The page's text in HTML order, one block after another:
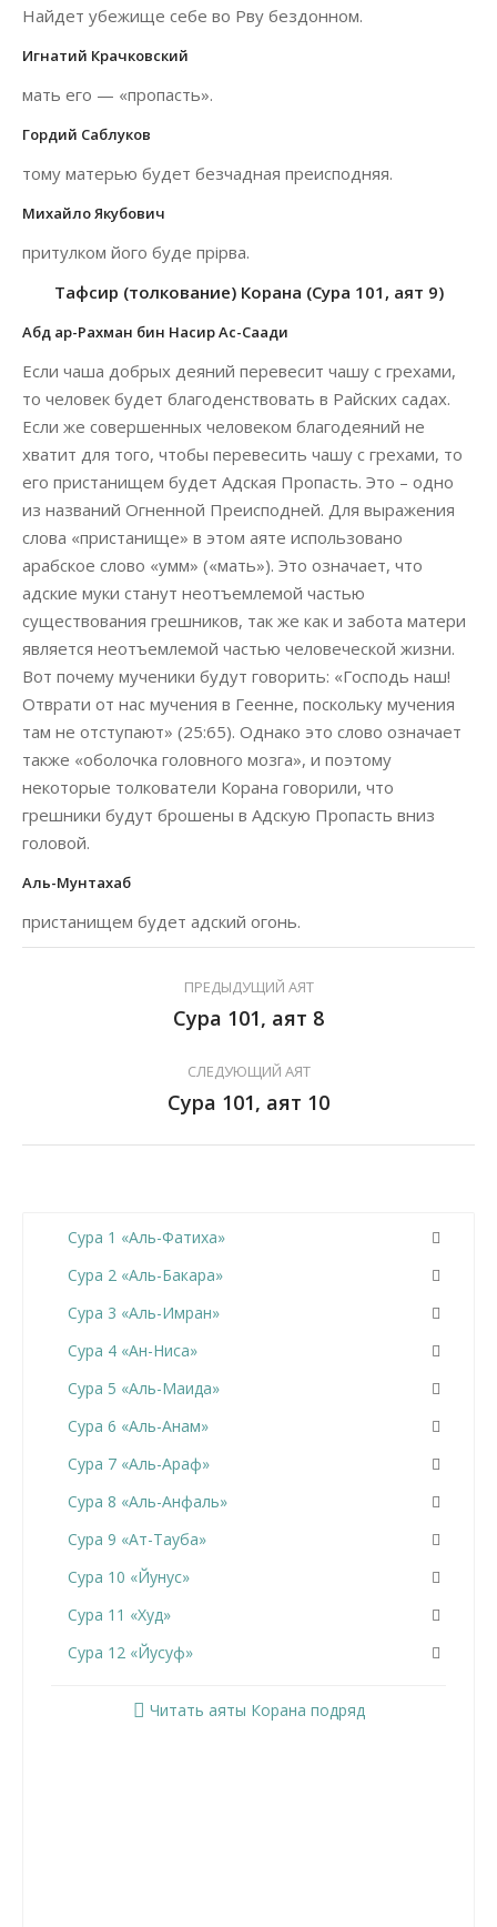
Найдет убежище себе во Рву бездонном.
Игнатий Крачковский
мать его — «пропасть».
Гордий Саблуков
тому матерью будет безчадная преисподняя.
Михайло Якубович
притулком його буде прірва.
Тафсир (толкование) Корана (Сура 101, аят 9)
Абд ар-Рахман бин Насир Ас-Саади
Если чаша добрых деяний перевесит чашу с грехами,
то человек будет благоденствовать в Райских садах.
Если же совершенных человеком благодеяний не
хватит для того, чтобы перевесить чашу с грехами, то
его пристанищем будет Адская Пропасть. Это – одно
из названий Огненной Преисподней. Для выражения
слова «пристанище» в этом аяте использовано
арабское слово «умм» («мать»). Это означает, что
адские муки станут неотъемлемой частью
существования грешников, так же как и забота матери
является неотъемлемой частью человеческой жизни.
Вот почему мученики будут говорить: «Господь наш!
Отврати от нас мучения в Геенне, поскольку мучения
там не отступают» (25:65). Однако это слово означает
также «оболочка головного мозга», и поэтому
некоторые толкователи Корана говорили, что
грешники будут брошены в Адскую Пропасть вниз
головой.
Аль-Мунтахаб
пристанищем будет адский огонь.
ПРЕДЫДУЩИЙ АЯТ
Сура 101, аят 8
СЛЕДУЮЩИЙ АЯТ
Сура 101, аят 10
Сура 1 «Аль-Фатиха»
Сура 2 «Аль-Бакара»
Сура 3 «Аль-Имран»
Сура 4 «Ан-Ниса»
Сура 5 «Аль-Маида»
Сура 6 «Аль-Анам»
Сура 7 «Аль-Араф»
Сура 8 «Аль-Анфаль»
Сура 9 «Ат-Тауба»
Сура 10 «Йунус»
Сура 11 «Худ»
Сура 12 «Йусуф»
Читать аяты Корана подряд